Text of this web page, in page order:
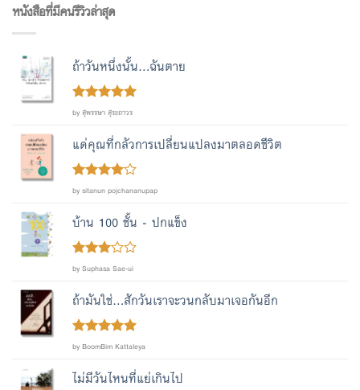
หนังสือที่มีคนรีวิวล่าสุด
ถ้าวันหนึ่งนั้น...ฉันตาย
Rated 5out
by สุพรรษา สุระถาวร
แด่คุณที่กลัวการเปลี่ยนแปลงมาตลอดชีวิต
Rated4
by sitanun pojchananupap
บ้าน 100 ชั้น - ปกแข็ง
Rated
of 5
by Suphasa Sae-ui
ถ้ามันใช่...สักวันเราจะวนกลับมาเจอกันอีก
Rated5out
by BoomBim Kattaleya
ไม่มีวันไหนที่แย่เกินไป